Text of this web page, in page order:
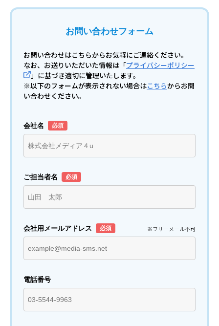
お問い合わせフォーム
お問い合わせはこちらからお気軽にご連絡ください。
なお、お送りいただいた情報は「プライバシーポリシー
」に基づき適切に管理いたします。
※以下のフォームが表示されない場合はこちらからお問
い合わせください。
会社名
ご担当者名
会社用メールアドレス ※フリーメール不可
電話番号